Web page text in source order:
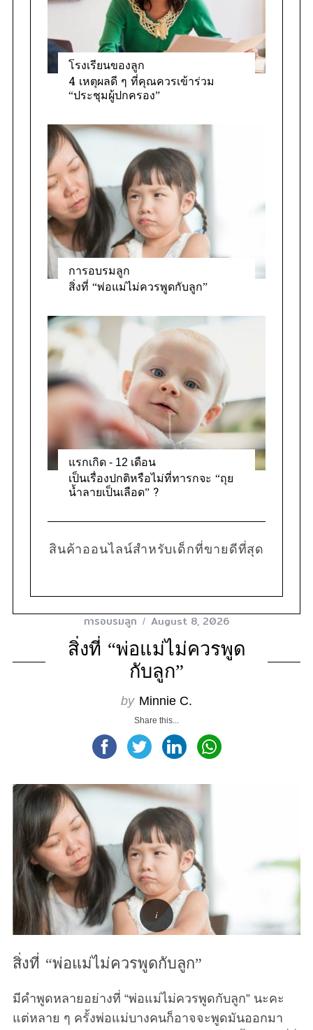
โรงเรียนของลูก
4 เหตุผลดี ๆ ที่คุณควรเข้าร่วม
“ประชุมผู้ปกครอง”
การอบรมลูก
สิ่งที่ “พ่อแม่ไม่ควรพูดกับลูก”
แรกเกิด - 12 เดือน
เป็นเรื่องปกติหรือไม่ที่ทารกจะ “ถุย
น้ำลายเป็นเลือด” ?
สินค้าออนไลน์สำหรับเด็กที่ขายดีที่สุด
การอบรมลูก August 8, 2026
สิ่งที่ “พ่อแม่ไม่ควรพูด
กับลูก”
by Minnie C.
Share this...
สิ่งที่ “พ่อแม่ไม่ควรพูดกับลูก”
มีคำพูดหลายอย่างที่ “พ่อแม่ไม่ควรพูดกับลูก” นะคะ
แต่หลาย ๆ ครั้งพ่อแม่บางคนก็อาจจะพูดมันออกมา